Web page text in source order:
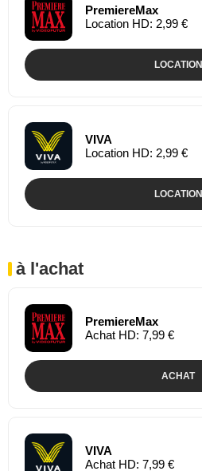
PremiereMax
Location HD: 2,99 €
LOCATION
VIVA
Location HD: 2,99 €
LOCATION
à l'achat
PremiereMax
Achat HD: 7,99 €
ACHAT
VIVA
Achat HD: 7,99 €